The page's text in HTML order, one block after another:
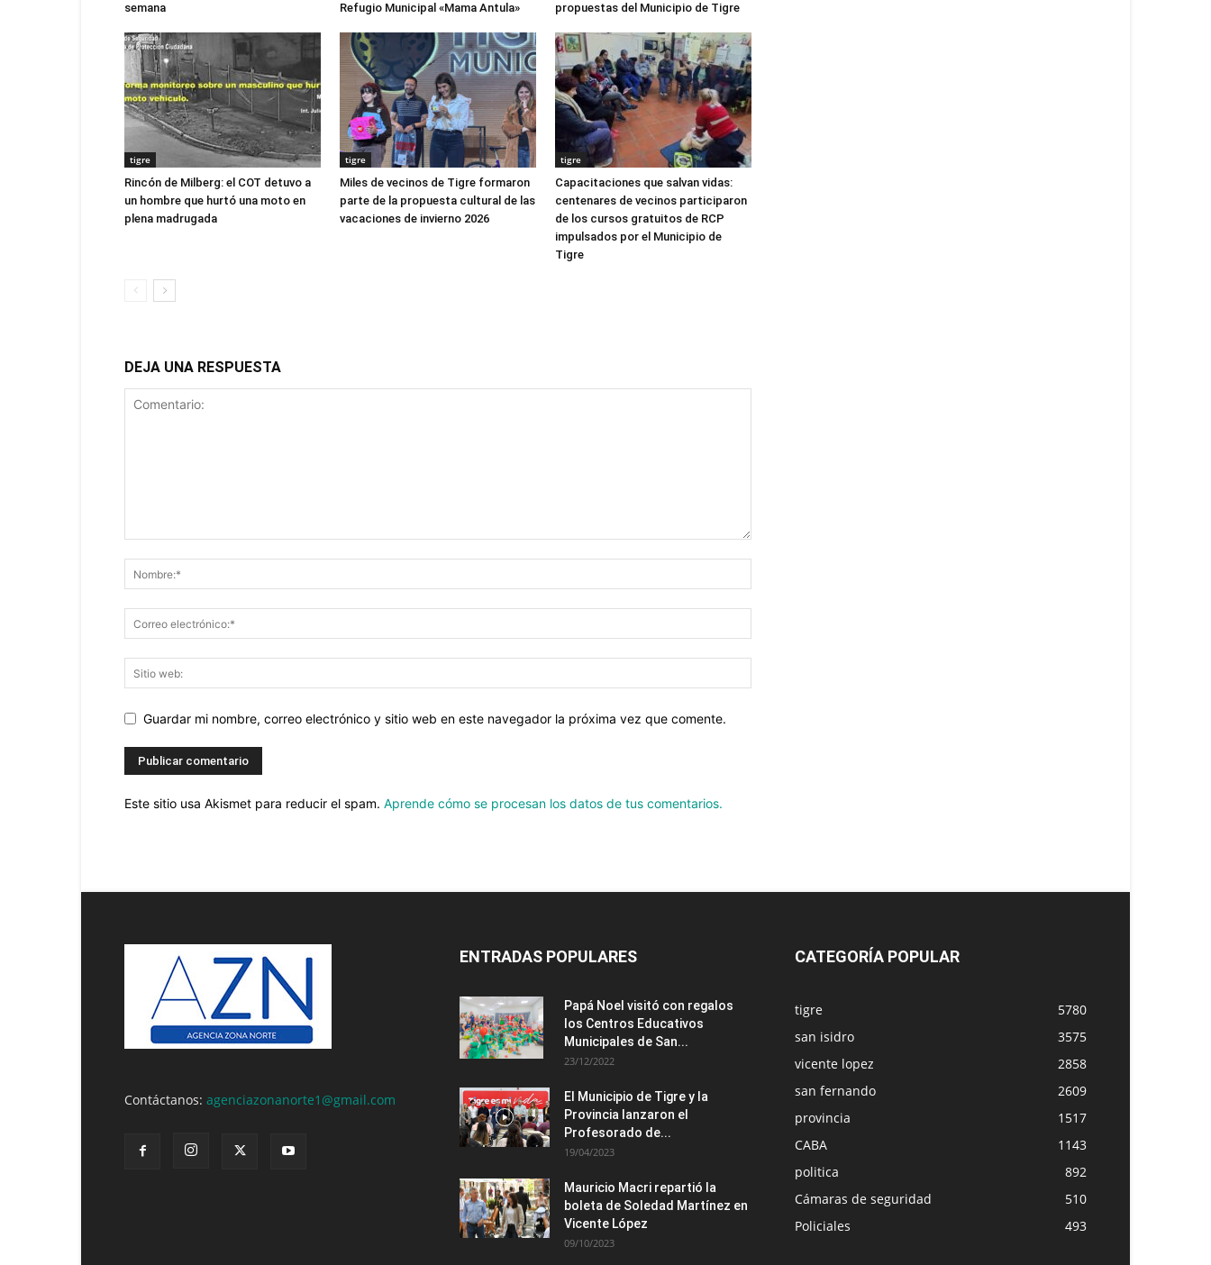
semana
Refugio Municipal «Mama Antula»
propuestas del Municipio de Tigre
tigre
Rincón de Milberg: el COT detuvo a
un hombre que hurtó una moto en
plena madrugada
tigre
Miles de vecinos de Tigre formaron
parte de la propuesta cultural de las
vacaciones de invierno 2026
tigre
Capacitaciones que salvan vidas:
centenares de vecinos participaron
de los cursos gratuitos de RCP
impulsados por el Municipio de
Tigre
DEJA UNA RESPUESTA
Guardar mi nombre, correo electrónico y sitio web en este navegador la próxima vez que comente.
Este sitio usa Akismet para reducir el spam. Aprende cómo se procesan los datos de tus comentarios.
Contáctanos: agenciazonanorte1@gmail.com
ENTRADAS POPULARES
Papá Noel visitó con regalos
los Centros Educativos
Municipales de San...
23/12/2022
El Municipio de Tigre y la
Provincia lanzaron el
Profesorado de...
19/04/2023
Mauricio Macri repartió la
boleta de Soledad Martínez en
Vicente López
09/10/2023
CATEGORÍA POPULAR
tigre
5780
san isidro
3575
vicente lopez
2858
san fernando
2609
provincia
1517
CABA
1143
politica
892
Cámaras de seguridad
510
Policiales
493